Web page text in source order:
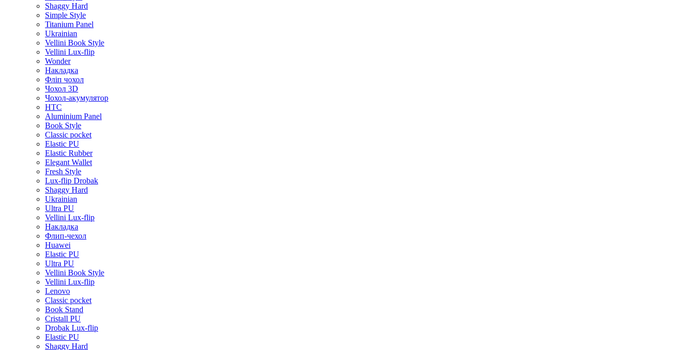
Shaggy Hard
Simple Style
Titanium Panel
Ukrainian
Vellini Book Style
Vellini Lux-flip
Wonder
Накладка
Фліп чохол
Чохол 3D
Чохол-акумулятор
HTC
Aluminium Panel
Book Style
Classic pocket
Elastic PU
Elastic Rubber
Elegant Wallet
Fresh Style
Lux-flip Drobak
Shaggy Hard
Ukrainian
Ultra PU
Vellini Lux-flip
Накладка
Флип-чехол
Huawei
Elastic PU
Ultra PU
Vellini Book Style
Vellini Lux-flip
Lenovo
Classic pocket
Book Stand
Cristall PU
Drobak Lux-flip
Elastic PU
Shaggy Hard